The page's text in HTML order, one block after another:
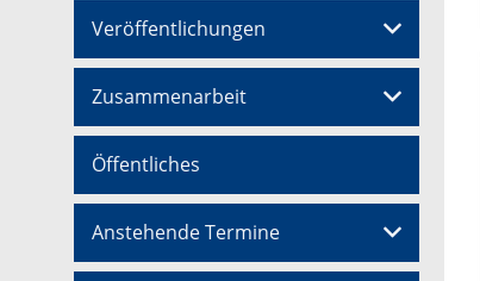
Veröffentlichungen
Zusammenarbeit
Öffentliches
Anstehende Termine